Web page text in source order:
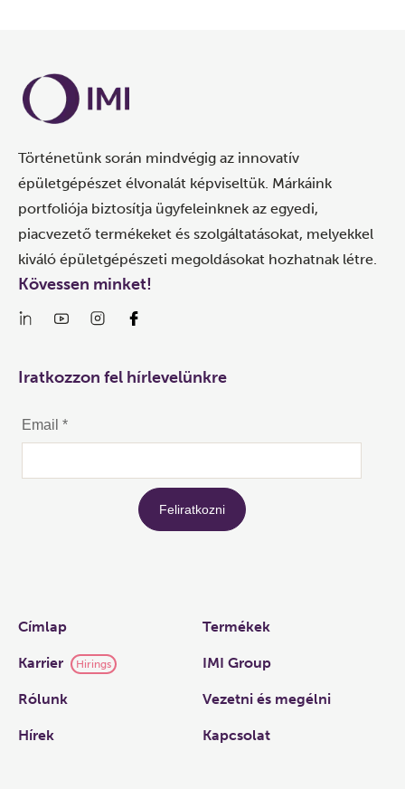
Történetünk során mindvégig az innovatív
épületgépészet élvonalát képviseltük. Márkáink
portfoliója biztosítja ügyfeleinknek az egyedi,
piacvezető termékeket és szolgáltatásokat, melyekkel
kiváló épületgépészeti megoldásokat hozhatnak létre.
Links
Címlap Termékek
Karrier Hirings IMI Group
Rólunk Vezetni és megélni
Hírek Kapcsolat
Kövessen minket!
Iratkozzon fel hírlevelünkre